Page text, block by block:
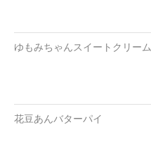
ゆもみちゃんスイートクリーム
花豆あんバターパイ